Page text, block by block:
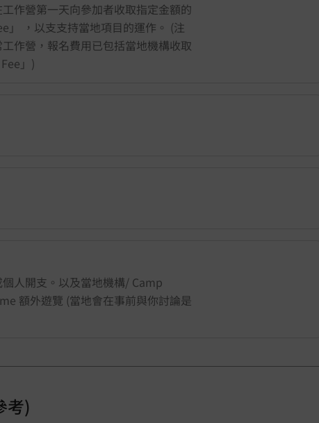
作營第一天向參加者收取指定金額的
」 ，以支支持當地項目的運作。 (注
作營，報名費用已包括當地機構收取
」)
人開支。以及當地機構/ Camp
額外遊覽 (當地會在事前與你討論是
考)